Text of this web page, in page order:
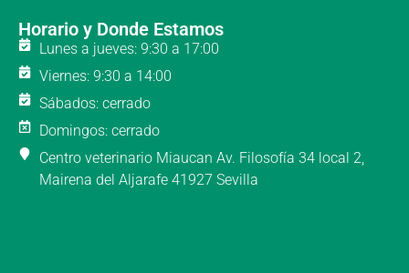
Horario y Donde Estamos
Lunes a jueves: 9:30 a 17:00
Viernes: 9:30 a 14:00
Sábados: cerrado
Domingos: cerrado
Centro veterinario Miaucan Av. Filosofía 34 local 2,
Mairena del Aljarafe 41927 Sevilla